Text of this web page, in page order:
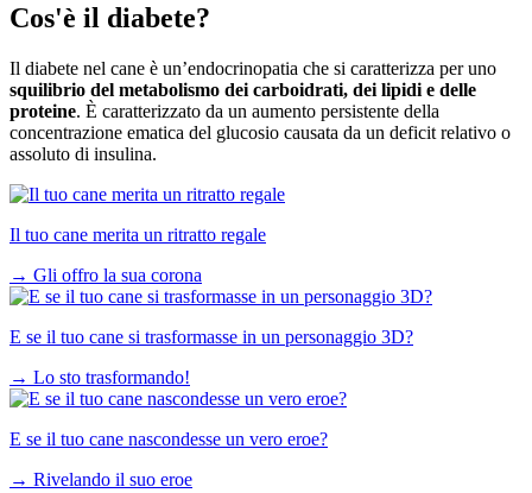
Cos'è il diabete?
Il diabete nel cane è un’endocrinopatia che si caratterizza per uno
squilibrio del metabolismo dei carboidrati, dei lipidi e delle
proteine. È caratterizzato da un aumento persistente della
concentrazione ematica del glucosio causata da un deficit relativo o
assoluto di insulina.
Il tuo cane merita un ritratto regale
→ Gli offro la sua corona
E se il tuo cane si trasformasse in un personaggio 3D?
→ Lo sto trasformando!
E se il tuo cane nascondesse un vero eroe?
→ Rivelando il suo eroe